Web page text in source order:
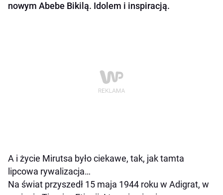
nowym Abebe Bikilą. Idolem i inspiracją.
A i życie Mirutsa było ciekawe, tak, jak tamta
lipcowa rywalizacja…
Na świat przyszedł 15 maja 1944 roku w Adigrat, w